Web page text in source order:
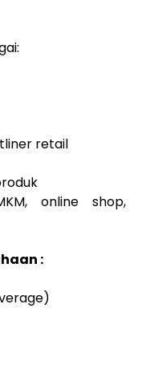
retail
online shop,
: